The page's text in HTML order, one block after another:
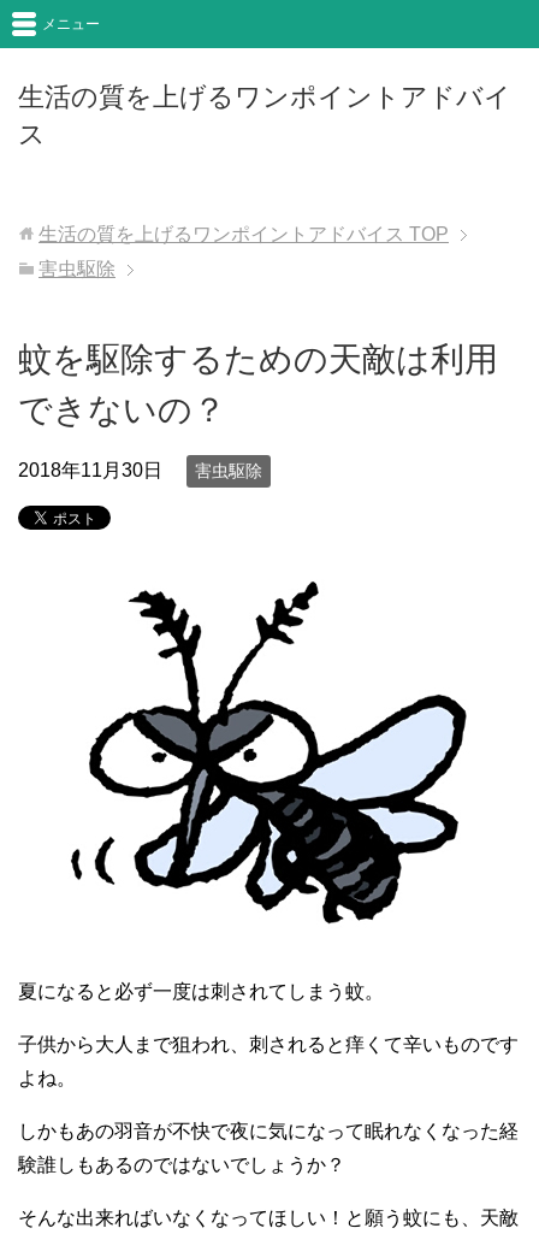
生活の質を上げるワンポイントアドバイ
ス
メニュー
生活の質を上げるワンポイントアドバイス TOP
害虫駆除
蚊を駆除するための天敵は利用
できないの？
2018年11月30日 害虫駆除
夏になると必ず一度は刺されてしまう蚊。
子供から大人まで狙われ、刺されると痒くて辛いものです
よね。
しかもあの羽音が不快で夜に気になって眠れなくなった経
験誰しもあるのではないでしょうか？
そんな出来ればいなくなってほしい！と願う蚊にも、天敵